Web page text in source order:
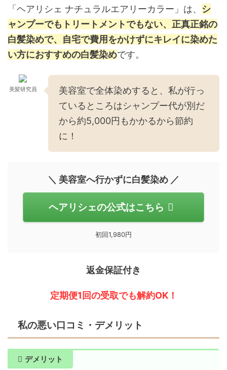
「ヘアリシェ ナチュラルエアリーカラー」は、 シ
ャンプーでもトリートメントでもない、正真正銘の
白髪染めで、自宅で費用をかけずにキレイに染めた
い方におすすめの白髪染めです。
美髪研究員
美容室で全体染めすると、私が行っ
ているところはシャンプー代が別だ
から約5,000円もかかるから節約
に！
＼ 美容室へ行かずに白髪染め ／
ヘアリシェの公式はこちら
初回1,980円
返金保証付き
定期便1回の受取でも解約OK！
私の悪い口コミ・デメリット
デメリット